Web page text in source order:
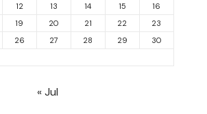
12 13 14 15
16
19 20 21 22
23
26 27 28 29
30
« Jul